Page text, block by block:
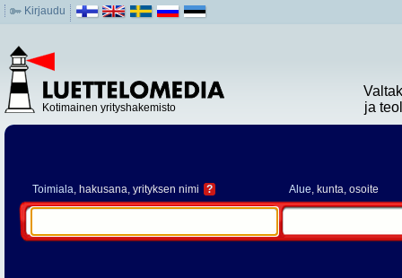
Kirjaudu
Kotimainen yrityshakemisto
ja
Toimiala, hakusana, yrityksen nimi ? Alue, kunta, osoite